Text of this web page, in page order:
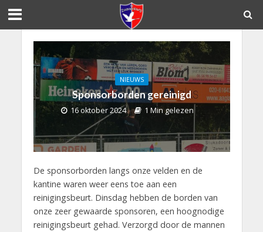
NIEUWS
Sponsorborden gereinigd
16 oktober 2024 1 Min gelezen
De sponsorborden langs onze velden en de
kantine waren weer eens toe aan een
reinigingsbeurt. Dinsdag hebben de borden van
onze zeer gewaarde sponsoren, een hoognodige
reinigingsbeurt gehad. Verzorgd door de mannen